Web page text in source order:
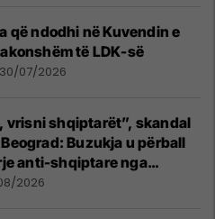
që ndodhi në Kuvendin e
të LDK-së
30/07/2026
vrisni shqiptarët”, skandal
Beograd: Buzukja u përball
anti-shqiptare nga
2026